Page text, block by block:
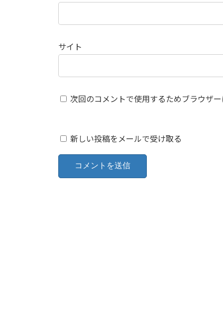
サイト
次回のコメントで使用するためブラウザ
新しい投稿をメールで受け取る